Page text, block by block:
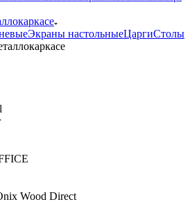
Экраны настольныеЦаргиСтолы
Wood Direct